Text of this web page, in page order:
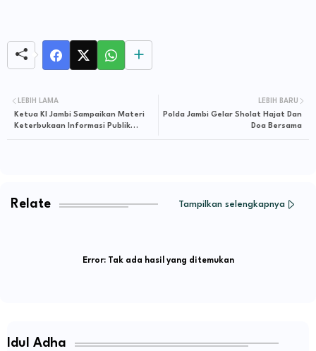
LEBIH BARU
Polda Jambi Gelar Sholat Hajat Dan
Doa Bersama
LEBIH LAMA
Ketua KI Jambi Sampaikan Materi
Keterbukaan Informasi Publik
Relate Tampilkan selengkapnya
Error:Tak ada hasil yang ditemukan
Idul Adha